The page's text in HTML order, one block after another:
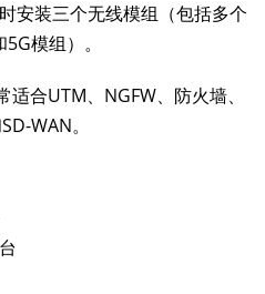
安装三个无线模组（包括多个
模组）。
合UTM、NGFW、防火墙、
WAN。